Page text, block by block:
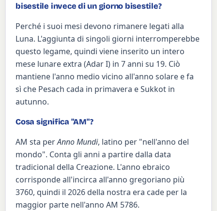
bisestile invece di un giorno bisestile?
Perché i suoi mesi devono rimanere legati alla
Luna. L'aggiunta di singoli giorni interromperebbe
questo legame, quindi viene inserito un intero
mese lunare extra (Adar I) in 7 anni su 19. Ciò
mantiene l'anno medio vicino all'anno solare e fa
sì che Pesach cada in primavera e Sukkot in
autunno.
Cosa significa "AM"?
AM sta perAnno Mundi, latino per "nell'anno del
mondo". Conta gli anni a partire dalla data
tradicional della Creazione. L'anno ebraico
corrisponde all'incirca all'anno gregoriano più
3760, quindi il 2026 della nostra era cade per la
maggior parte nell'anno AM 5786.